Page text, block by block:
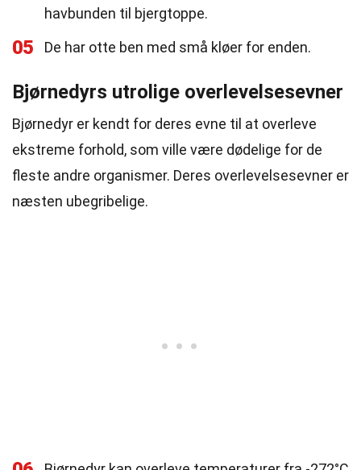
havbunden til bjergtoppe.
05 De har otte ben med små kløer for enden.
Bjørnedyrs utrolige overlevelsesevner
Bjørnedyr er kendt for deres evne til at overleve
ekstreme forhold, som ville være dødelige for de
fleste andre organismer. Deres overlevelsesevner er
næsten ubegribelige.